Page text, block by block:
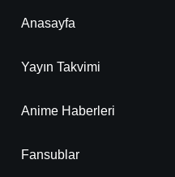
Anasayfa
Yayın Takvimi
Anime Haberleri
Fansublar